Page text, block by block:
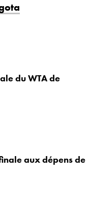
du WTA de
aux dépens de